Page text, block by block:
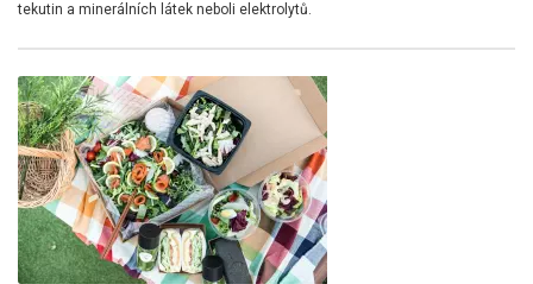
tekutin a minerálních látek neboli elektrolytů.